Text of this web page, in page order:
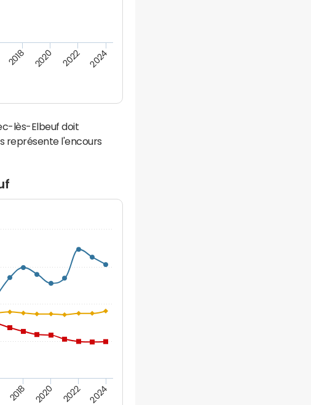
2018 2020 2022 2024
lès-Elbeuf doit
représente l'encours
2018 2020 2022 2024